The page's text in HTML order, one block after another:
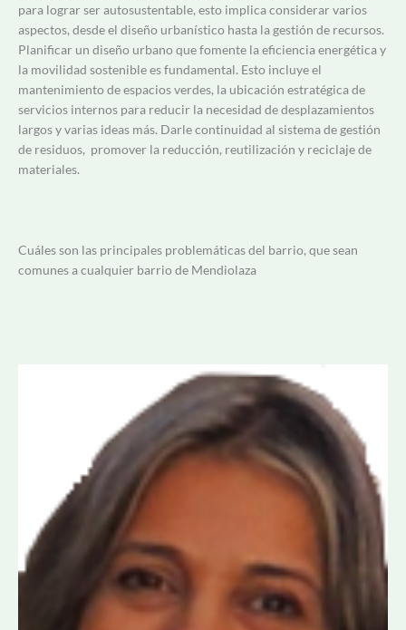
para lograr ser autosustentable, esto implica considerar varios
aspectos, desde el diseño urbanístico hasta la gestión de recursos.
Planificar un diseño urbano que fomente la eficiencia energética y
la movilidad sostenible es fundamental. Esto incluye el
mantenimiento de espacios verdes, la ubicación estratégica de
servicios internos para reducir la necesidad de desplazamientos
largos y varias ideas más. Darle continuidad al sistema de gestión
de residuos, promover la reducción, reutilización y reciclaje de
materiales.
Cuáles son las principales problemáticas del barrio, que sean
comunes a cualquier barrio de Mendiolaza